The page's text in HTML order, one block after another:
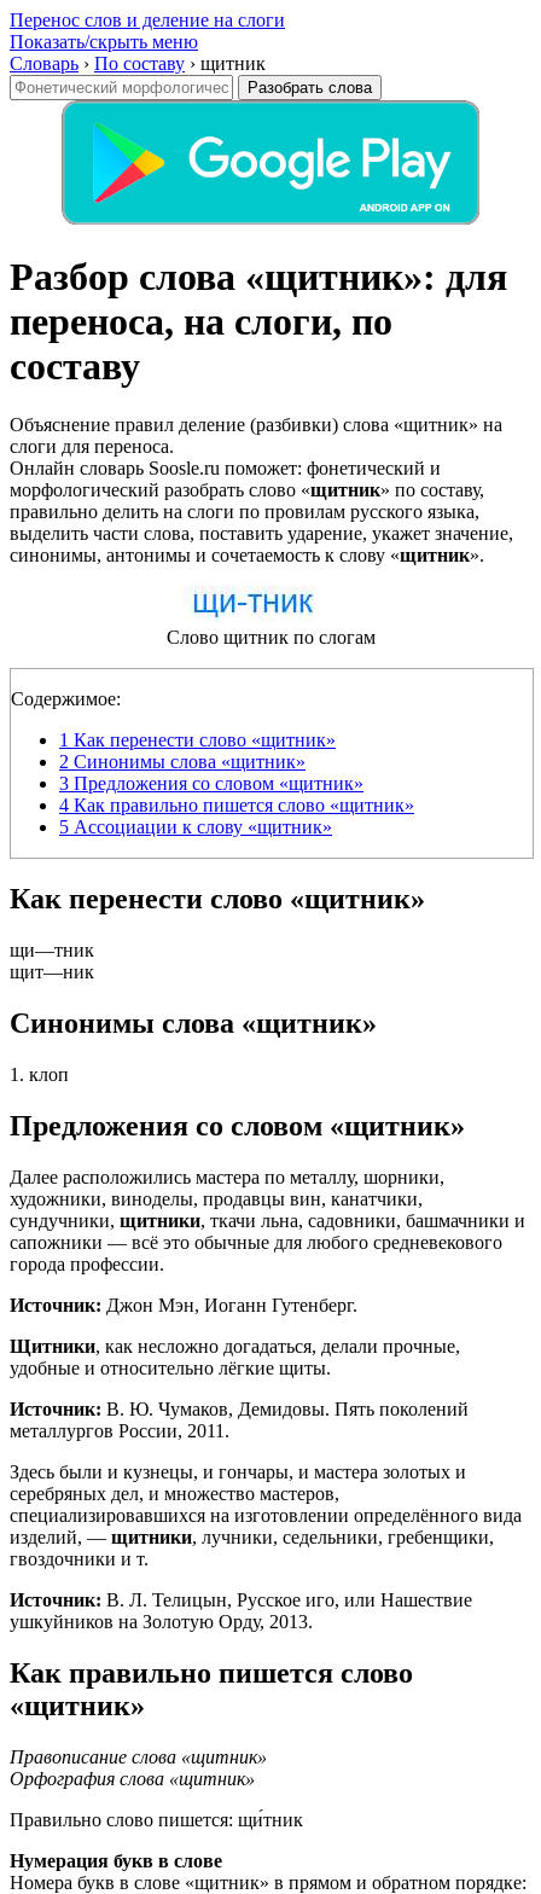
Перенос слов и деление на слоги
Показать/скрыть меню
Словарь › По составу › щитник
Разобрать слова
Разбор слова «щитник»: для
переноса, на слоги, по
составу
Объяснение правил деление (разбивки) слова «щитник» на
слоги для переноса.
Онлайн словарь Soosle.ru поможет: фонетический и
морфологический разобрать слово «щитник» по составу,
правильно делить на слоги по провилам русского языка,
выделить части слова, поставить ударение, укажет значение,
синонимы, антонимы и сочетаемость к слову «щитник».
Слово щитник по слогам
Содержимое:
1 Как перенести слово «щитник»
2 Синонимы слова «щитник»
3 Предложения со словом «щитник»
4 Как правильно пишется слово «щитник»
5 Ассоциации к слову «щитник»
Как перенести слово «щитник»
щи—тник
щит—ник
Синонимы слова «щитник»
1. клоп
Предложения со словом «щитник»
Далее расположились мастера по металлу, шорники,
художники, виноделы, продавцы вин, канатчики,
сундучники, щитники, ткачи льна, садовники, башмачники и
сапожники — всё это обычные для любого средневекового
города профессии.
Источник: Джон Мэн, Иоганн Гутенберг.
Щитники, как несложно догадаться, делали прочные,
удобные и относительно лёгкие щиты.
Источник: В. Ю. Чумаков, Демидовы. Пять поколений
металлургов России, 2011.
Здесь были и кузнецы, и гончары, и мастера золотых и
серебряных дел, и множество мастеров,
специализировавшихся на изготовлении определённого вида
изделий, — щитники, лучники, седельники, гребенщики,
гвоздочники и т.
Источник: В. Л. Телицын, Русское иго, или Нашествие
ушкуйников на Золотую Орду, 2013.
Как правильно пишется слово
«щитник»
Правописание слова «щитник»
Орфография слова «щитник»
Правильно слово пишется: щи́тник
Нумерация букв в слове
Номера букв в слове «щитник» в прямом и обратном порядке: